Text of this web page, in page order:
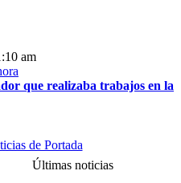
am
que realizaba trabajos en la
de Portada
Últimas noticias